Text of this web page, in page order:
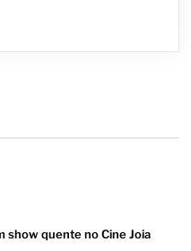
show quente no Cine Joia